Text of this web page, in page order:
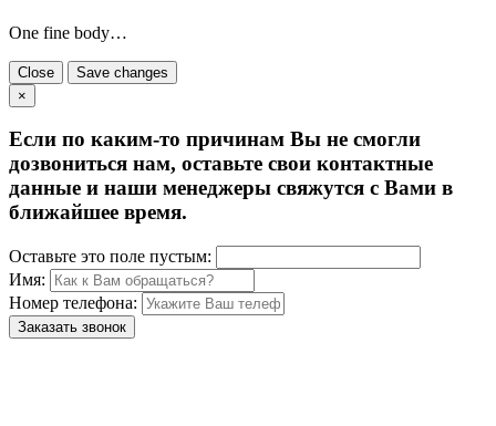
One fine body…
Close
Save changes
×
Если по каким-то причинам Вы не смогли
дозвониться нам, оставьте свои контактные
данные и наши менеджеры свяжутся с Вами в
ближайшее время.
Оставьте это поле пустым:
Имя:
Номер телефона:
Заказать звонок